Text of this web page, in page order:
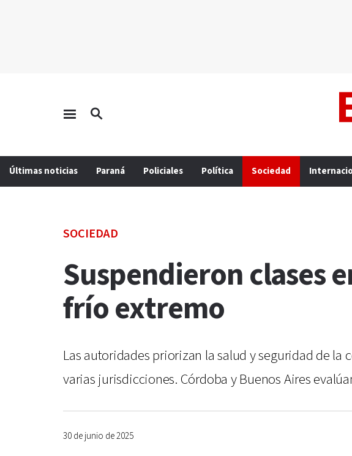
Últimas noticias Paraná Policiales Política Sociedad
SOCIEDAD
Suspendieron clases
frío extremo
Las autoridades priorizan la salud y seguridad de
varias jurisdicciones. Córdoba y Buenos Aires
30 de junio de 2025